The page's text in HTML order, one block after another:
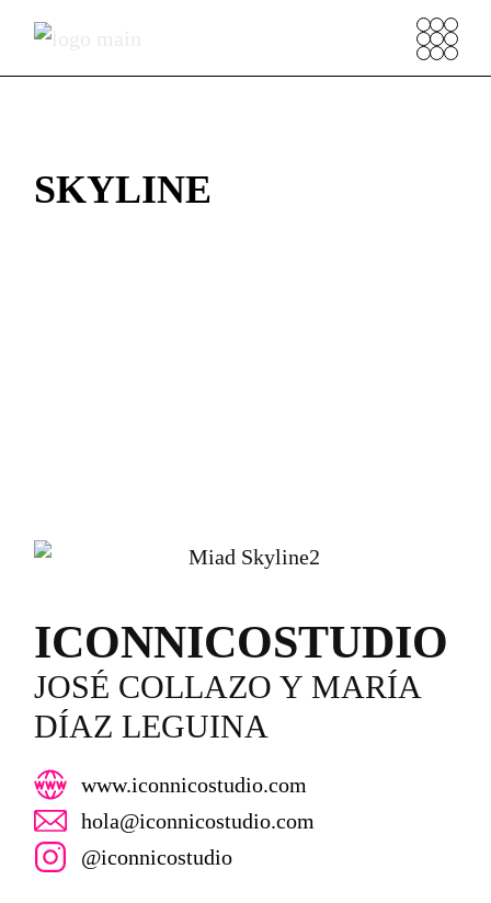
SKYLINE
ICONNICOSTUDIO
JOSÉ COLLAZO Y MARÍA
DÍAZ LEGUINA
www.iconnicostudio.com
hola@iconnicostudio.com
@iconnicostudio